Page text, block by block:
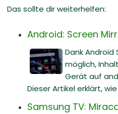
Das sollte dir weiterhelfen:
Android: Screen
Dank Android
möglich,
Gerät auf
Dieser Artikel erklärt,
Samsung TV: